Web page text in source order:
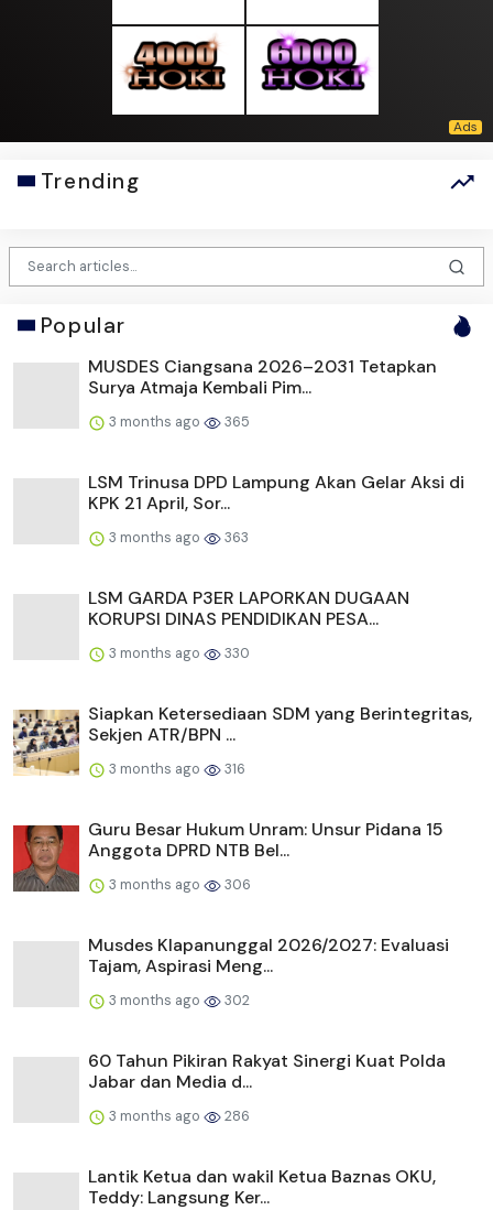
Trending
Popular
MUSDES Ciangsana 2026–2031 Tetapkan
Surya Atmaja Kembali Pim...
3 months ago 365
LSM Trinusa DPD Lampung Akan Gelar Aksi di
KPK 21 April, Sor...
3 months ago 363
LSM GARDA P3ER LAPORKAN DUGAAN
KORUPSI DINAS PENDIDIKAN PESA...
3 months ago 330
Siapkan Ketersediaan SDM yang Berintegritas,
Sekjen ATR/BPN ...
3 months ago 316
Guru Besar Hukum Unram: Unsur Pidana 15
Anggota DPRD NTB Bel...
3 months ago 306
Musdes Klapanunggal 2026/2027: Evaluasi
Tajam, Aspirasi Meng...
3 months ago 302
60 Tahun Pikiran Rakyat Sinergi Kuat Polda
Jabar dan Media d...
3 months ago 286
Lantik Ketua dan wakil Ketua Baznas OKU,
Teddy: Langsung Ker...